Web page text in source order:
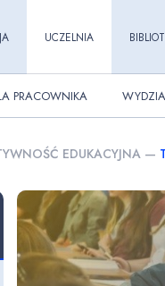
UCZELNIA
PRACOWNIKA
EDUKACYJNA —